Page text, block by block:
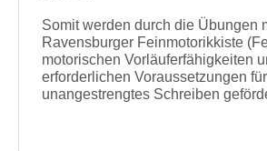
Somit werden durch die Übungen
Ravensburger Feinmotorikkiste
motorischen Vorläuferfähigkeiten
erforderlichen Voraussetzungen
unangestrengtes Schreiben